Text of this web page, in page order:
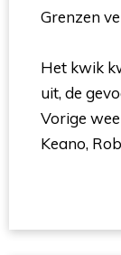
Grenzen
Het kwik
uit, de
Vorige
Keano,